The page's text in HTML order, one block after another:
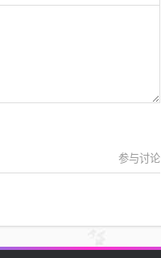
参与讨论